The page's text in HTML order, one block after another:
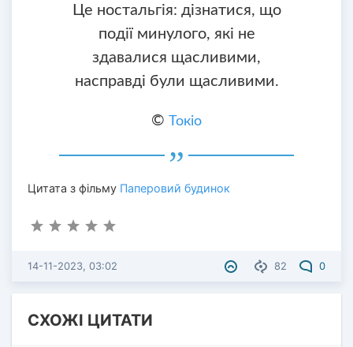
Це ностальгія: дізнатися, що
події минулого, які не
здавалися щасливими,
насправді були щасливими.
© Токіо
Цитата з фільму Паперовий будинок
82 0
14-11-2023, 03:02
СХОЖІ ЦИТАТИ